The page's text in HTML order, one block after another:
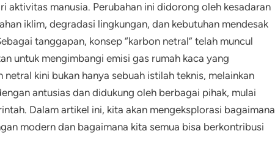
aktivitas manusia. Perubahan ini didorong oleh kesadaran
iklim, degradasi lingkungan, dan kebutuhan mendesak
tanggapan, konsep “karbon netral” telah muncul
untuk mengimbangi emisi gas rumah kaca yang
kini bukan hanya sebuah istilah teknis, melainkan
antusias dan didukung oleh berbagai pihak, mulai
Dalam artikel ini, kita akan mengeksplorasi bagaimana
modern dan bagaimana kita semua bisa berkontribusi